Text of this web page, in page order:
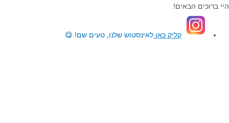
דילוג
היי ברוכים הבאים!
קליק כאןלאינסטוש שלנו, טעים שם! 😋